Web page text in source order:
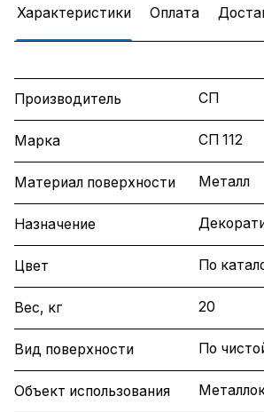
Характеристики Оплата
Производитель СП
Марка СП 112
Материал поверхности Металл
Назначение
Цвет По
Вес, кг 20
Вид поверхности По
Объект использования